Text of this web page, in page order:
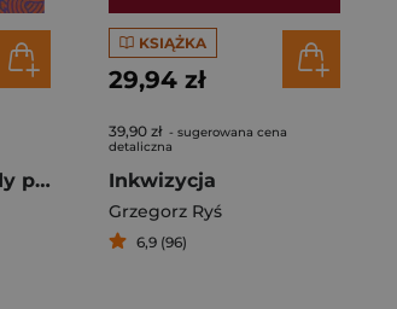
Buddyzm Co każdy powinien wiedzieć
KSIĄŻKA
29,94 zł
39,90 zł - sugerowana cena
detaliczna
Inkwizycja
Grzegorz Ryś
6,9 (96)